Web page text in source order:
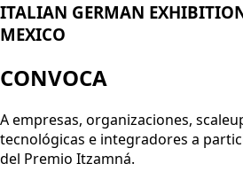
ITALIAN GERMAN
MEXICO
CONVOCA
A empresas, organizaciones,
tecnológicas e integradores a
del Premio Itzamná.